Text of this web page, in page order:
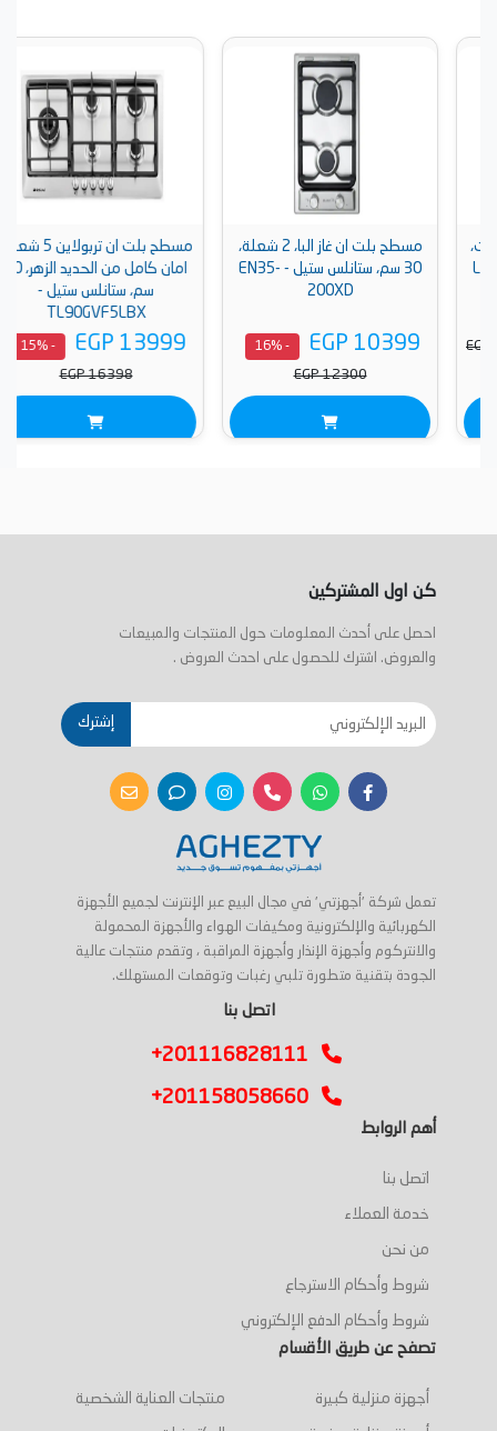
مسطح بلت ان غاز البا، 2 شعلة،
30 سم، ستانلس ستيل - EN35-
200XD
EGP 10399
- 16%
EGP 12300
مسطح بلت ان تربولاين 5 شعلة،
امان كامل من الحديد الزهر، 90
سم، ستانلس ستيل -
TL90GVF5LBX
EGP 13999
- 15%
EGP 16398
كن اول المشتركين
احصل على أحدث المعلومات حول المنتجات والمبيعات
والعروض. اشترك للحصول على احدث العروض .
إشترك
تعمل شركة 'أجهزتي' في مجال البيع عبر الإنترنت لجميع الأجهزة
الكهربائية والإلكترونية ومكيفات الهواء والأجهزة المحمولة
والانتركوم وأجهزة الإنذار وأجهزة المراقبة ، وتقدم منتجات عالية
الجودة بتقنية متطورة تلبي رغبات وتوقعات المستهلك.
اتصل بنا
+201116828111
+201158058660
أهم الروابط
اتصل بنا
خدمة العملاء
من نحن
شروط وأحكام الاسترجاع
شروط وأحكام الدفع الإلكتروني
تصفح عن طريق الأقسام
أجهزة منزلية كبيرة منتجات العناية الشخصية